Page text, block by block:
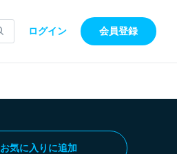
ログイン 会員登録
お気に入りに追加